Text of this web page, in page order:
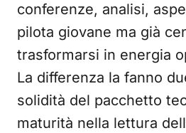
conferenze, analisi,
pilota giovane ma già
trasformarsi in energia
La differenza la fanno
solidità del pacchetto
maturità nella lettura